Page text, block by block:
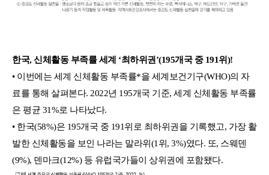
한국, 신체활동 부족률 세계 ‘최하위권’(195개국 중 191위)!
• 이번에는 세계 신체활동 부족률*을 세계보건기구(WHO)의 자
료를 통해 살펴본다. 2022년 195개국 기준, 세계 신체활동 부족률
은 평균 31%로 나타났다.
• 한국(58%)은 195개국 중 191위로 최하위권을 기록했고, 가장 활
발한 신체활동을 보인 나라는 말라위(1위, 3%)였다. 또, 스웨덴
(9%), 덴마크(12%) 등 유럽국가들이 상위권에 포함됐다.